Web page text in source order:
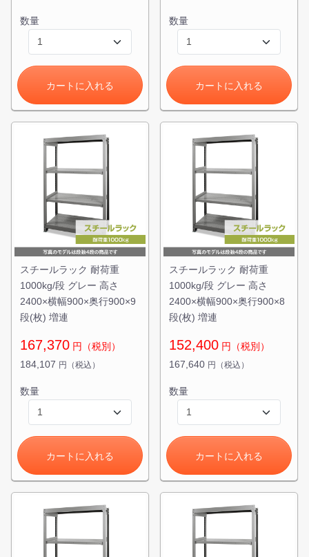
数量
カートに入れる
数量
カートに入れる
スチールラック 耐荷重
1000kg/段 グレー 高さ
2400×横幅900×奥行900×9
段(枚) 増連
167,370 円（税別）
184,107 円（税込）
数量
カートに入れる
スチールラック 耐荷重
1000kg/段 グレー 高さ
2400×横幅900×奥行900×8
段(枚) 増連
152,400 円（税別）
167,640 円（税込）
数量
カートに入れる